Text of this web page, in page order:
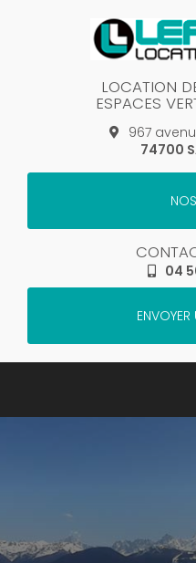
LOCATION
ESPACES
967
74700
04